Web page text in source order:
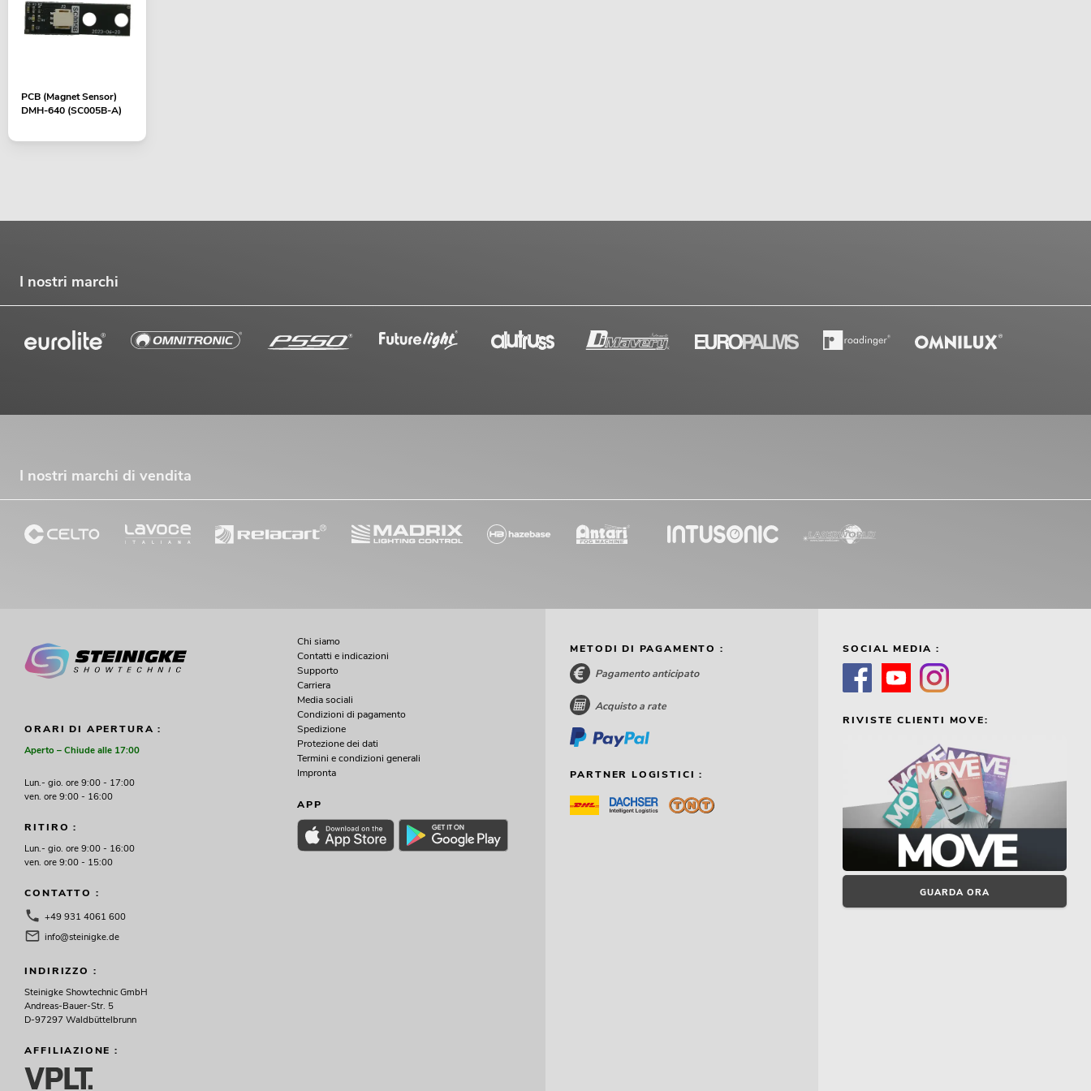
PCB (Magnet Sensor)
DMH-640 (SC005B-A)
I nostri marchi
I nostri marchi di vendita
ORARI DI APERTURA :
Aperto – Chiude alle 17:00
Lun.- gio. ore 9:00 - 17:00
ven. ore 9:00 - 16:00
RITIRO :
Lun.- gio. ore 9:00 - 16:00
ven. ore 9:00 - 15:00
CONTATTO :
+49 931 4061 600
info@steinigke.de
INDIRIZZO :
Steinigke Showtechnic GmbH
Andreas-Bauer-Str. 5
D-97297 Waldbüttelbrunn
AFFILIAZIONE :
Chi siamo
Contatti e indicazioni
Supporto
Carriera
Media sociali
Condizioni di pagamento
Spedizione
Protezione dei dati
Termini e condizioni generali
Impronta
APP
METODI DI PAGAMENTO :
Pagamento anticipato
Acquisto a rate
PARTNER LOGISTICI :
SOCIAL MEDIA :
RIVISTE CLIENTI MOVE:
GUARDA ORA